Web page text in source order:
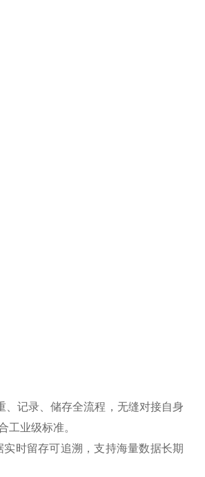
记录、储存全流程，无缝对接自身
工业级标准。
时留存可追溯，支持海量数据长期